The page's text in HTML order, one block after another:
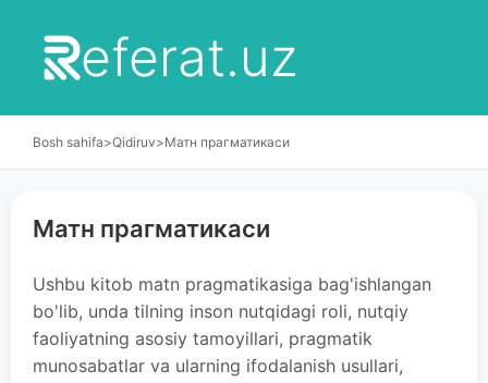
eferat.uz
Bosh sahifa>Qidiruv>Матн прагматикаси
Матн прагматикаси
Ushbu kitob matn pragmatikasiga bag'ishlangan
bo'lib, unda tilning inson nutqidagi roli, nutqiy
faoliyatning asosiy tamoyillari, pragmatik
munosabatlar va ularning ifodalanish usullari,